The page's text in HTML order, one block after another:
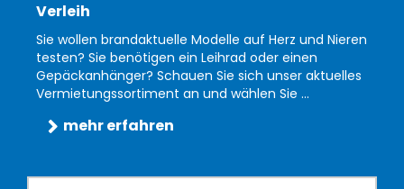
Verleih
Sie wollen brandaktuelle Modelle auf Herz und Nieren
testen? Sie benötigen ein Leihrad oder einen
Gepäckanhänger? Schauen Sie sich unser aktuelles
Vermietungssortiment an und wählen Sie ...
mehr erfahren